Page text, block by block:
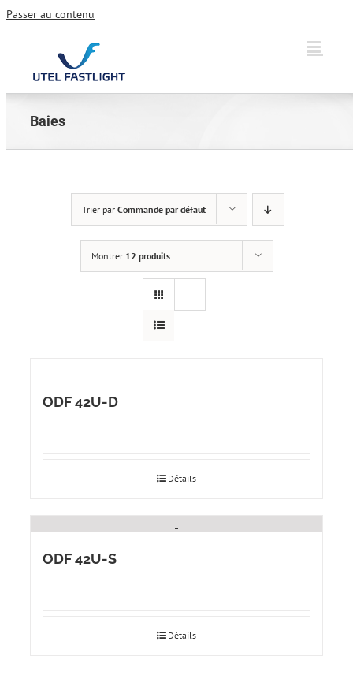
Passer au contenu
Baies
Trier par Commande par défaut
Montrer 12 produits
ODF 42U-D
Détails
ODF 42U-S
Détails